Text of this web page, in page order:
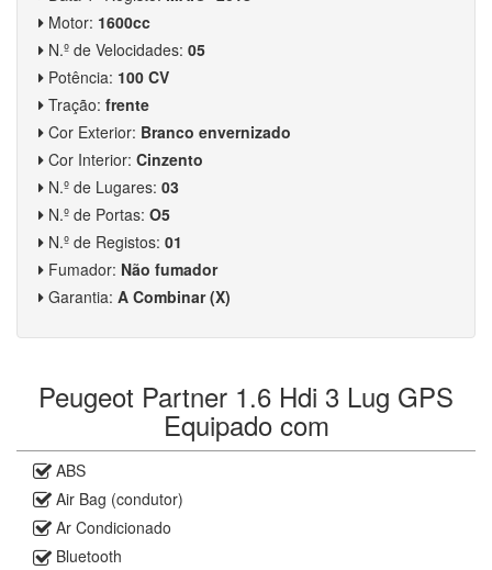
Motor: 1600cc
N.º de Velocidades: 05
Potência: 100 CV
Tração: frente
Cor Exterior: Branco envernizado
Cor Interior: Cinzento
N.º de Lugares: 03
N.º de Portas: O5
N.º de Registos: 01
Fumador: Não fumador
Garantia: A Combinar (X)
Peugeot Partner 1.6 Hdi 3 Lug GPS
Equipado com
ABS
Air Bag (condutor)
Ar Condicionado
Bluetooth